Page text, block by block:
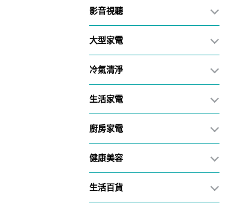
影音視聽
大型家電
冷氣清淨
生活家電
廚房家電
健康美容
生活百貨